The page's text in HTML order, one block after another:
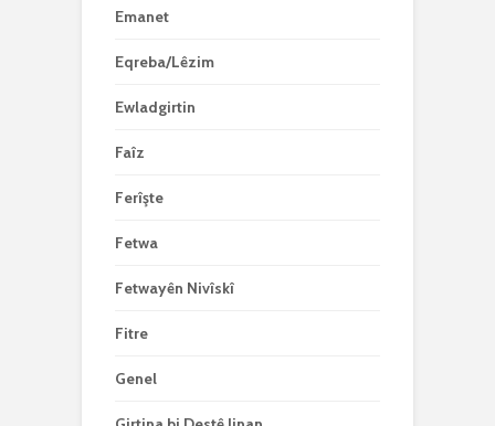
Emanet
Eqreba/Lêzim
Ewladgirtin
Faîz
Ferîşte
Fetwa
Fetwayên Nivîskî
Fitre
Genel